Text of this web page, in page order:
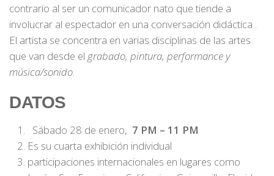
contrario al ser un comunicador nato que tiende a
involucrar al espectador en una conversación didáctica .
El artista se concentra en varias disciplinas de las artes
que van desde el grabado, pintura, performance y
música/sonido.
DATOS
Sábado 28 de enero, 7 PM – 11 PM
Es su cuarta exhibición individual
participaciones internacionales en lugares como